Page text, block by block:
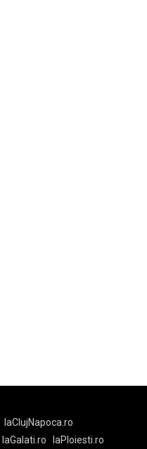
laClujNapoca.ro
laGalati.ro laPloiesti.ro